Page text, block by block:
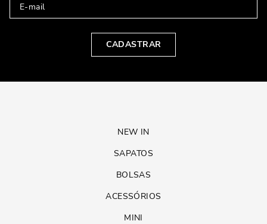
CADASTRAR
NEW IN
SAPATOS
BOLSAS
ACESSÓRIOS
MINI